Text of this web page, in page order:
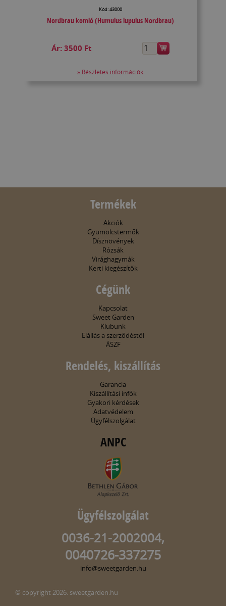
Kód: 43000
Nordbrau komló (Humulus lupulus Nordbrau)
Ár:3500 Ft
» Részletes információk
Termékek
Akciók
Gyümölcstermők
Dísznövények
Rózsák
Virághagymák
Kerti kiegészítők
Cégünk
Kapcsolat
Sweet Garden
Klubunk
Elállás a szerződéstől
ÁSZF
Rendelés, kiszállítás
Garancia
Kiszállítási infók
Gyakori kérdések
Adatvédelem
Ügyfélszolgálat
ANPC
Ügyfélszolgálat
0036-21-2002004,
0040726-337275
info@sweetgarden.hu
© copyright 2026. sweetgarden.hu